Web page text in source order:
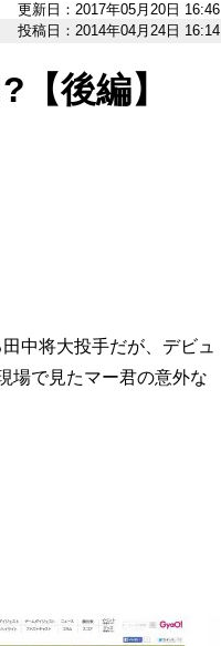
更新日：2017年05月20日 16:46
投稿日：2014年04月24日 16:14
後編】
中将大投手だが、デビュ
場で見たマー君の意外な